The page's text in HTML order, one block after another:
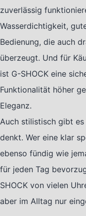
zuverlässig
Wasserdichtigkeit,
Bedienung, die auch
überzeugt. Und für
ist G-SHOCK eine
Funktionalität höher
Eleganz.
Auch stilistisch gibt
denkt. Wer eine klar
ebenso fündig wie
für jeden Tag
SHOCK von vielen
aber im Alltag nur